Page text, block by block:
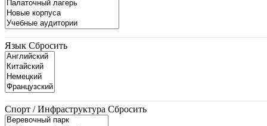
Язык Сбросить
Спорт / Инфраструктура Сбросить